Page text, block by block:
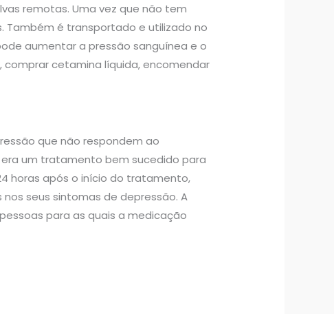
remotas. Uma vez que não tem
Também é transportado e utilizado no
aumentar a pressão sanguínea e o
cetamina líquida, encomendar
que não respondem ao
um tratamento bem sucedido para
horas após o início do tratamento,
seus sintomas de depressão. A
para as quais a medicação